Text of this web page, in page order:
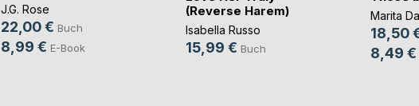
J.G. Rose
22,00 € Buch
8,99 € E-Book
(Reverse Harem)
Isabella Russo
15,99 € Buch
Marita
18,50
8,49 €